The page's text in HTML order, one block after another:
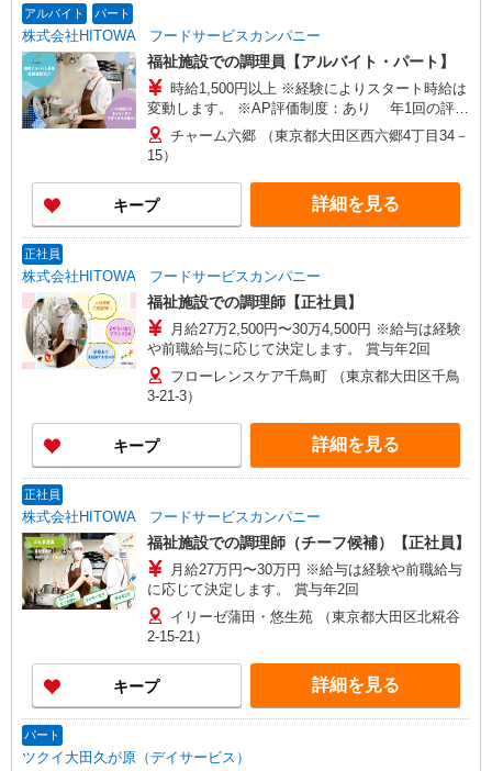
アルバイト パート
株式会社HITOWA フードサービスカンパニー
福祉施設での調理員【アルバイト・パート】
時給1,500円以上 ※経験によりスタート時給は
変動します。 ※AP評価制度：あり 年1回の評価
により時給を見直します。 ※アルバイト賞与（寸
志）：あり 年2回。勤続年数により金額UP。
チャーム六郷 （東京都大田区西六郷4丁目34－
15）
キープ 詳細を見る
正社員
株式会社HITOWA フードサービスカンパニー
福祉施設での調理師【正社員】
月給27万2,500円〜30万4,500円 ※給与は経験
や前職給与に応じて決定します。 賞与年2回
フローレンスケア千鳥町 （東京都大田区千鳥
3-21-3）
キープ 詳細を見る
正社員
株式会社HITOWA フードサービスカンパニー
福祉施設での調理師（チーフ候補）【正社員】
月給27万円〜30万円 ※給与は経験や前職給与
に応じて決定します。 賞与年2回
イリーゼ蒲田・悠生苑 （東京都大田区北糀谷
2-15-21）
キープ 詳細を見る
パート
ツクイ大田久が原（デイサービス）